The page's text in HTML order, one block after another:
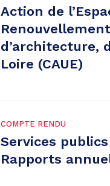
Action de
d’architecture,
Loire (CAUE)
COMPTE RENDU
Services
Rapports